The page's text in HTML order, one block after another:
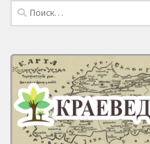
Найти: